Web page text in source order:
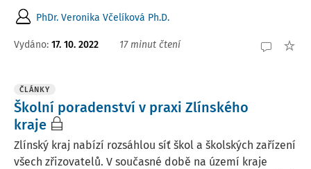
PhDr. Veronika Včelíková Ph.D.
Vydáno: 17. 10. 2022 17 minut čtení
ČLÁNKY
Školní poradenství v praxi Zlínského
kraje
Zlínský kraj nabízí rozsáhlou síť škol a školských zařízení
všech zřizovatelů. V současné době na území kraje